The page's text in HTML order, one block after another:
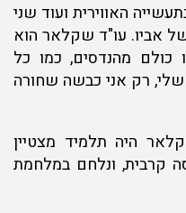
האווירית ועוד שני
אביו. עו"ד שקלאר הוא
מהנדסים, כמו כל
רק אני כבשה שחורה
היה תלמיד מצטיין
קרבית, ונלחם במלחמת